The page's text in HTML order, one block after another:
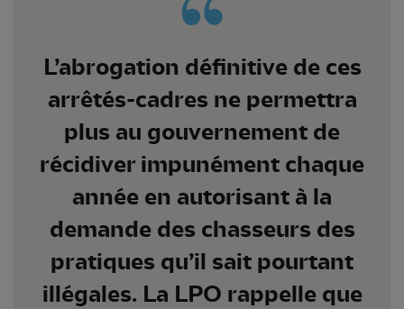
L’abrogation définitive de ces
arrêtés-cadres ne permettra
plus au gouvernement de
récidiver impunément chaque
année en autorisant à la
demande des chasseurs des
pratiques qu’il sait pourtant
illégales. La LPO rappelle que